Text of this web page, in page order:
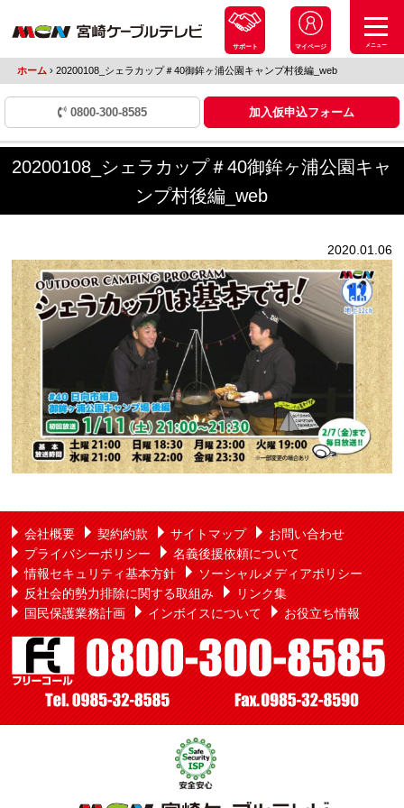
サポート マイページ メニュー
ホーム ›20200108_シェラカップ＃40御鉾ヶ浦公園キャンプ村後編_web
0800-300-8585 加入仮申込フォーム
20200108_シェラカップ＃40御鉾ヶ浦公園キャ
ンプ村後編_web
2020.01.06
会社概要 契約約款 サイトマップ
お問い合わせ
プライバシーポリシー
名義後援依頼について
情報セキュリティ基本方針
ソーシャルメディアポリシー
反社会的勢力排除に関する取組み
リンク集
国民保護業務計画
インボイスについて お役立ち情報